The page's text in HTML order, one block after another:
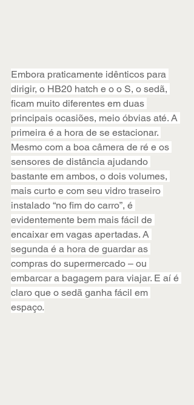
Embora praticamente idênticos para
dirigir, o HB20 hatch e o o S, o sedã,
ficam muito diferentes em duas
principais ocasiões, meio óbvias até. A
primeira é a hora de se estacionar.
Mesmo com a boa câmera de ré e os
sensores de distância ajudando
bastante em ambos, o dois volumes,
mais curto e com seu vidro traseiro
instalado “no fim do carro”, é
evidentemente bem mais fácil de
encaixar em vagas apertadas. A
segunda é a hora de guardar as
compras do supermercado – ou
embarcar a bagagem para viajar. E aí é
claro que o sedã ganha fácil em
espaço.